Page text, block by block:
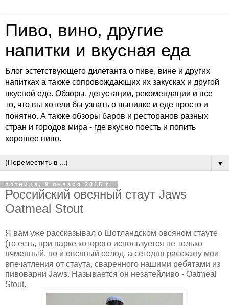
Пиво, вино, другие
напитки и вкусная еда
Блог эстетствующего дилетанта о пиве, вине и других
напитках а также сопровождающих их закусках и другой
вкусной еде. Обзоры, дегустации, рекомендации и все
то, что вы хотели бы узнать о выпивке и еде просто и
понятно. А также обзоры баров и ресторанов разных
стран и городов мира - где вкусно поесть и попить
хорошее пиво.
▼
пятница, 9 января 2015 г.
Российский овсяный стаут Jaws
Oatmeal Stout
Я вам уже рассказывал о Шотландском овсяном стауте
(то есть, при варке которого используется не только
ячменный, но и овсяный солод, а сегодня расскажу мои
впечатления от стаута, сваренного нашими ребятами из
пивоварни Jaws. Называется он незатейливо - Oatmeal
Stout.